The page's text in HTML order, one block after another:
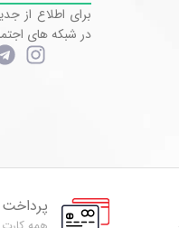
برای اطلاع از
در شبکه های